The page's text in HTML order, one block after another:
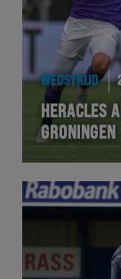
WEDSTRIJD
HERACLES
GRONINGEN